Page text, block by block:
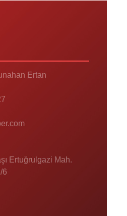
Ertan
Ertuğrulgazi Mah.
6